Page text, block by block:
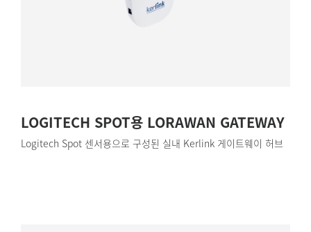
LOGITECH SPOT용 LORAWAN GATEWAY
Logitech Spot 센서용으로 구성된 실내 Kerlink 게이트웨이 허브